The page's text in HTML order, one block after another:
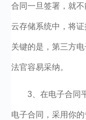
合同一旦签署，就
云存储系统中，将
关键的是，第三方
法官容易采纳。
3、在电子合同
电子合同，采用你